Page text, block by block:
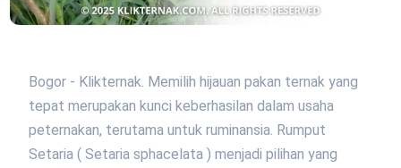
Bogor - Klikternak. Memilih hijauan pakan ternak yang
tepat merupakan kunci keberhasilan dalam usaha
peternakan, terutama untuk ruminansia. Rumput
Setaria ( Setaria sphacelata ) menjadi pilihan yang